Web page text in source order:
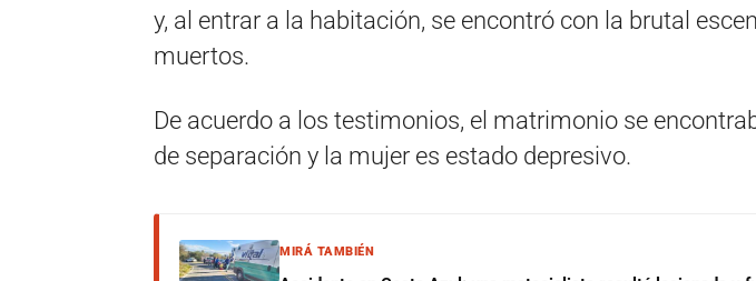
y, al entrar a la habitación, se encontró con la brutal
muertos.
De acuerdo a los testimonios, el matrimonio se
de separación y la mujer es estado depresivo.
MIRÁ TAMBIÉN